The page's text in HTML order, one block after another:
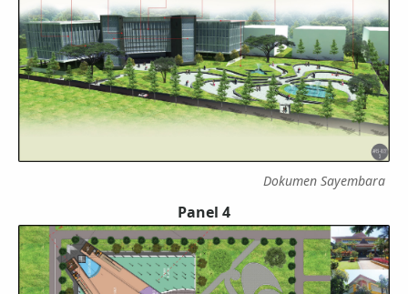
Dokumen Sayembara
Panel 4